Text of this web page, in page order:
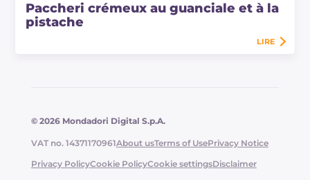
Paccheri crémeux au guanciale et à la
pistache
LIRE
© 2026 Mondadori Digital S.p.A.
VAT no. 14371170961About usTerms of UsePrivacy Notice
Privacy PolicyCookie PolicyCookie settingsDisclaimer